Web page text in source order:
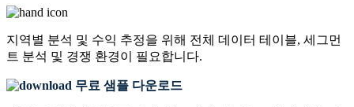
지역별 분석 및 수익 추정을 위해 전체 데이터 테이블, 세그먼
트 분석 및 경쟁 환경이 필요합니다.
무료 샘플 다운로드